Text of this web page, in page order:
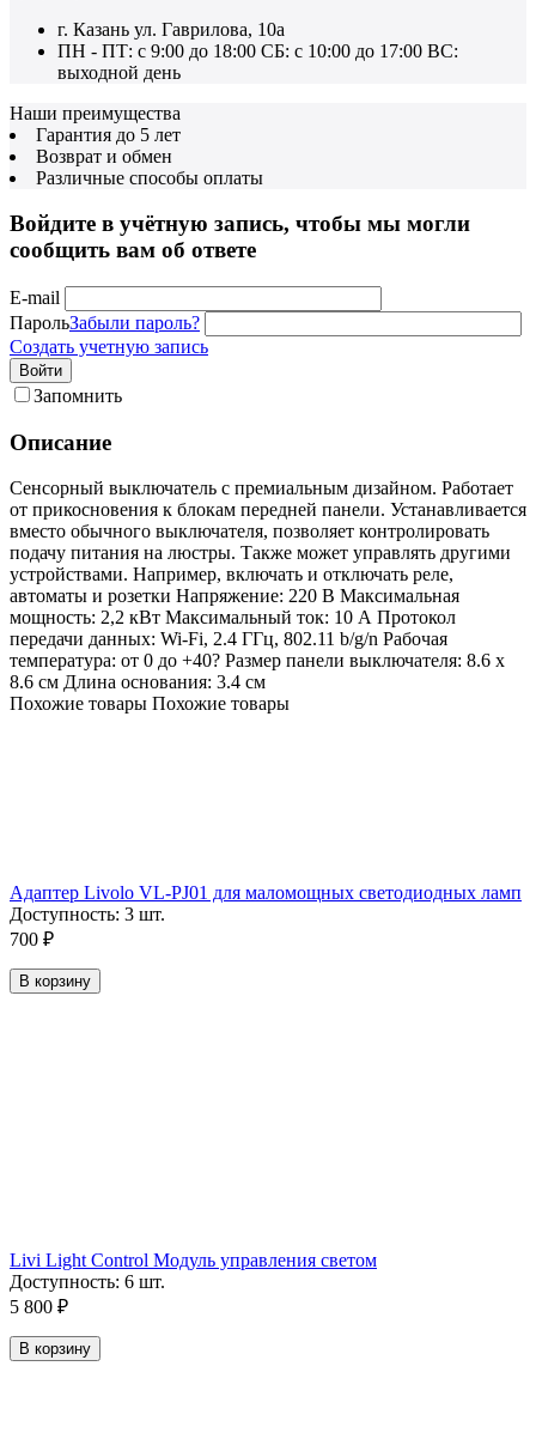
г. Казань ул. Гаврилова, 10а
ПН - ПТ: с 9:00 до 18:00 СБ: с 10:00 до 17:00 ВС:
выходной день
Наши преимущества
Гарантия до 5 лет
Возврат и обмен
Различные способы оплаты
Войдите в учётную запись, чтобы мы могли
сообщить вам об ответе
E-mail
ПарольЗабыли пароль?
Создать учетную запись
Войти
Запомнить
Описание
Сенсорный выключатель с премиальным дизайном. Работает
от прикосновения к блокам передней панели. Устанавливается
вместо обычного выключателя, позволяет контролировать
подачу питания на люстры. Также может управлять другими
устройствами. Например, включать и отключать реле,
автоматы и розетки Напряжение: 220 В Максимальная
мощность: 2,2 кВт Максимальный ток: 10 А Протокол
передачи данных: Wi-Fi, 2.4 ГГц, 802.11 b/g/n Рабочая
температура: от 0 до +40? Размер панели выключателя: 8.6 х
8.6 см Длина основания: 3.4 см
Похожие товары Похожие товары
Адаптер Livolo VL-PJ01 для маломощных светодиодных ламп
Доступность: 3 шт.
700 ₽
В корзину
Livi Light Control Модуль управления светом
Доступность: 6 шт.
5 800 ₽
В корзину